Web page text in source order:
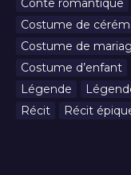
Conte romantique
Costume de
Costume de
Costume d’enfant
Légende
Récit
Récit